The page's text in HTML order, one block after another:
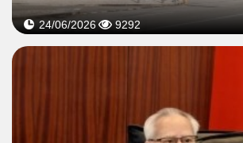
24/06/2026 9292